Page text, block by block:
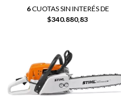
6CUOTAS SIN INTERÉS DE
$340.880,83